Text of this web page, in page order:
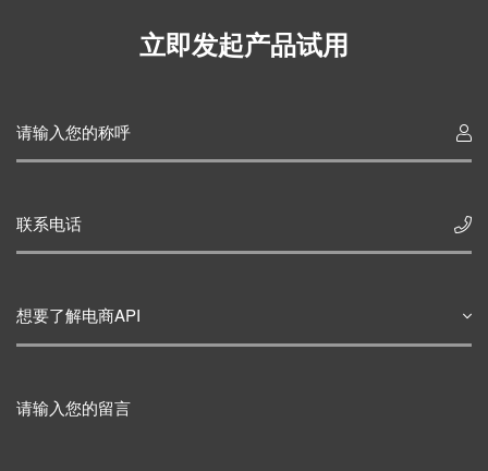
立即发起产品试用